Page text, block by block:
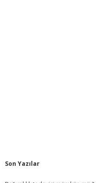
Sidebar
Son Yazılar